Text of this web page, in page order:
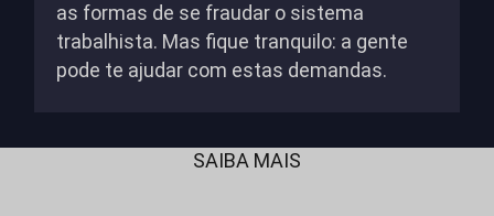
as formas de se fraudar o sistema
trabalhista. Mas fique tranquilo: a gente
pode te ajudar com estas demandas.
SAIBA MAIS